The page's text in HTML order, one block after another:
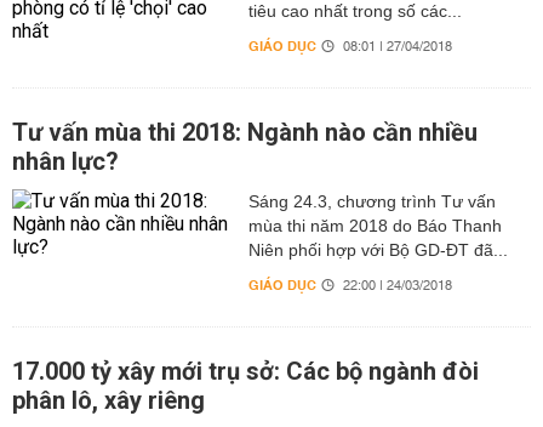
tiêu cao nhất trong số các...
GIÁO DỤC 08:01 | 27/04/2018
Tư vấn mùa thi 2018: Ngành nào cần nhiều
nhân lực?
Sáng 24.3, chương trình Tư vấn
mùa thi năm 2018 do Báo Thanh
Niên phối hợp với Bộ GD-ĐT đã...
GIÁO DỤC 22:00 | 24/03/2018
17.000 tỷ xây mới trụ sở: Các bộ ngành đòi
phân lô, xây riêng